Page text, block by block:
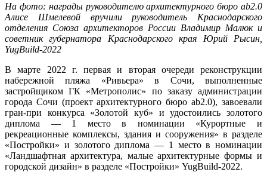
На фото: награды руководителю архитектурного бюро ab2.0
Алисе Шмелевой вручили руководитель Краснодарского
отделения Союза архитекторов России Владимир Малюк и
советник губернатора Краснодарского края Юрий Рысин,
YugBuild-2022
В марте 2022 г. первая и вторая очереди реконструкции
набережной пляжа «Ривьера» в Сочи, выполненные
застройщиком ГК «Метрополис» по заказу администрации
города Сочи (проект архитектурного бюро ab2.0), завоевали
гран-при конкурса «Золотой куб» и удостоились золотого
диплома — 1 место в номинации «Курортные и
рекреационные комплексы, здания и сооружения» в разделе
«Постройки» и золотого диплома — 1 место в номинации
«Ландшафтная архитектура, малые архитектурные формы и
городской дизайн» в разделе «Постройки» YugBuild-2022.